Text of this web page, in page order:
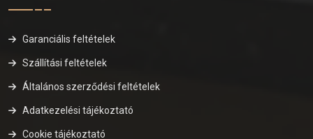
Garanciális feltételek
Szállítási feltételek
Általános szerződési feltételek
Adatkezelési tájékoztató
Cookie tájékoztató